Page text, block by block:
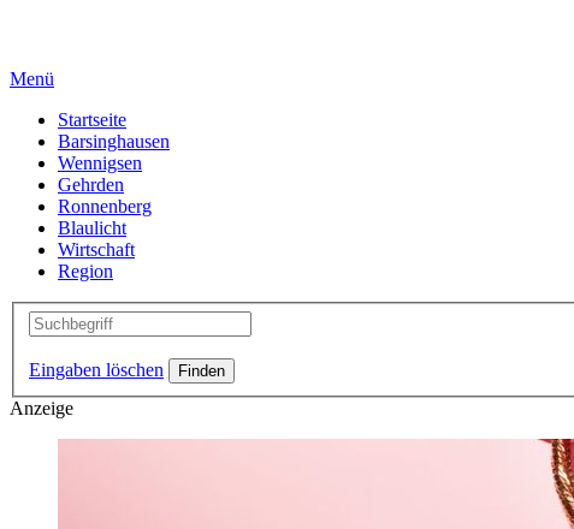
Menü
Startseite
Barsinghausen
Wennigsen
Gehrden
Ronnenberg
Blaulicht
Wirtschaft
Region
Eingaben löschen
Anzeige